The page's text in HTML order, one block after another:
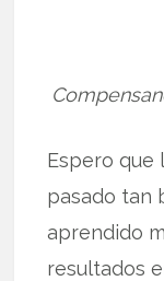
Espero que
pasado tan
aprendido
resultados